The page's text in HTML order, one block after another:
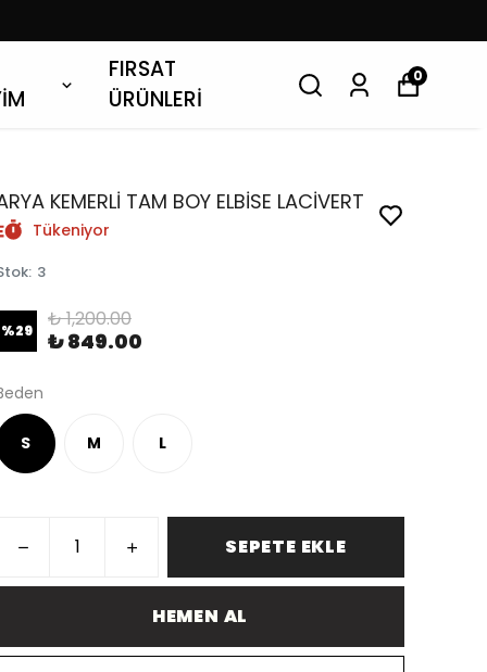
FIRSAT
ÜRÜNLERİ
0
KEMERLİ TAM BOY ELBİSE LACİVERT
Tükeniyor
: 3
%29 ₺ 1,200.00
₺ 849.00
S M L
SEPETE EKLE
HEMEN AL